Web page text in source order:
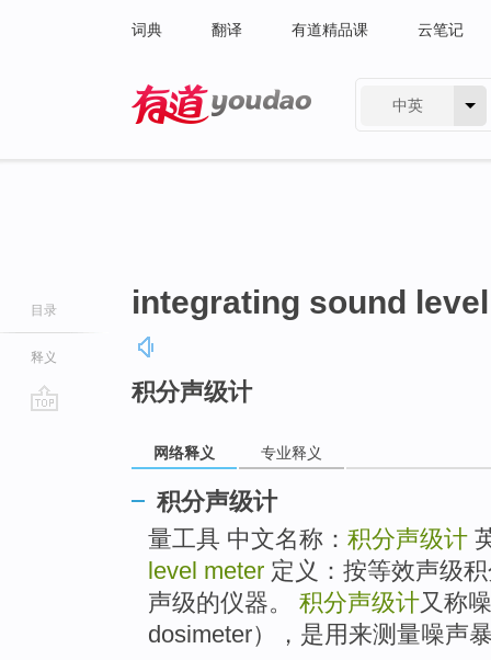
词典 翻译 有道精品课 云笔记
中英
目录
释义
integrating sound
积分声级计
网络释义 专业释义
积分声级计
量工具 中文名称： 积分声级计
level meter 定义：按等效声级
声级的仪器。 积分声级计又称
dosimeter），是用来测量噪声